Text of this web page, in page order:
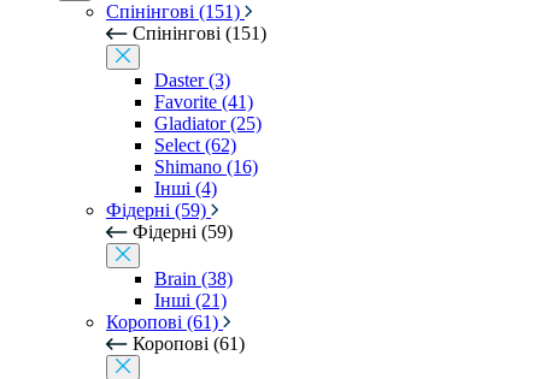
Спінінгові (151)
Спінінгові (151)
Daster (3)
Favorite (41)
Gladiator (25)
Select (62)
Shimano (16)
Інші (4)
Фідерні (59)
Фідерні (59)
Brain (38)
Інші (21)
Коропові (61)
Коропові (61)